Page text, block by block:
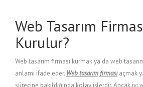
Web Tasarım
Kurulur?
Web tasarım firması kurmak ya da web
anlamı ifade eder. Web tasarım firmasıaçmak
sürecine bakıldığında kolay işlerdir. Ancak iyi